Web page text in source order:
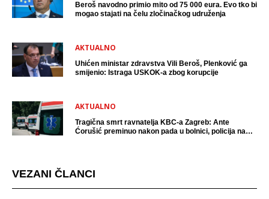
Beroš navodno primio mito od 75 000 eura. Evo tko bi
mogao stajati na čelu zločinačkog udruženja
AKTUALNO
Uhićen ministar zdravstva Vili Beroš, Plenković ga
smijenio: Istraga USKOK-a zbog korupcije
AKTUALNO
Tragična smrt ravnatelja KBC-a Zagreb: Ante
Ćorušić preminuo nakon pada u bolnici, policija na
VEZANI ČLANCI